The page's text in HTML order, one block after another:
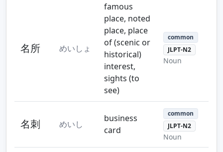
名所 めいしょ
famous
place, noted
place, place
of (scenic or
historical)
interest,
sights (to
see)
common
JLPT-N2
Noun
名刺 めいし
business
card
common
JLPT-N2
Noun